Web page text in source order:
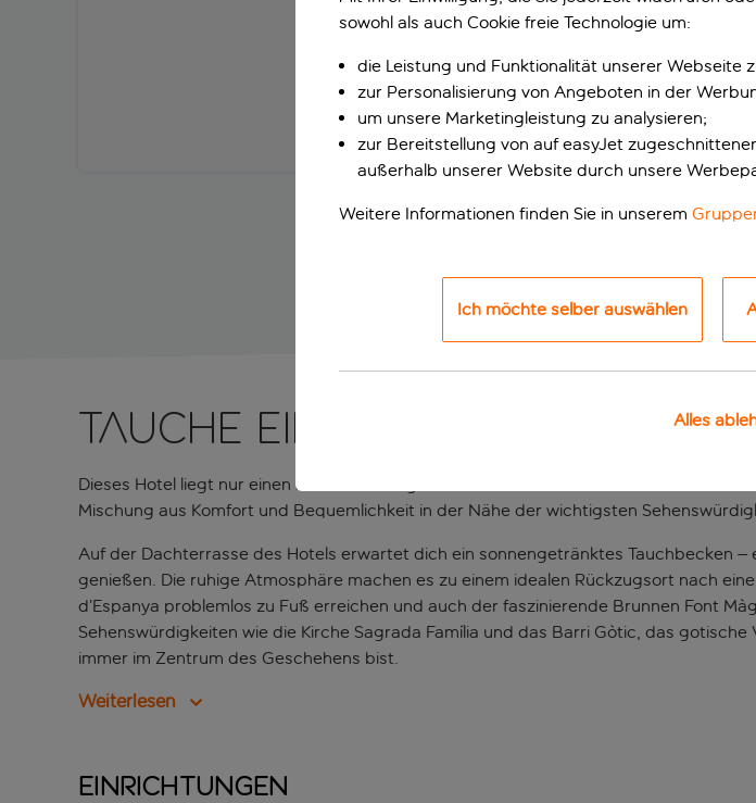
Tauche ein in die Stadt
Dieses Hotel liegt nur einen kurzen Fußweg vom Bahnhof Sants entfernt und in der
Mischung aus Komfort und Bequemlichkeit in der Nähe der wichtigsten
Auf der Dachterrasse des Hotels erwartet dich ein sonnengetränktes Tauchbecken
genießen. Die ruhige Atmosphäre machen es zu einem idealen Rückzugsort nach
d’Espanya problemlos zu Fuß erreichen und auch der faszinierende Brunnen Font
Sehenswürdigkeiten wie die Kirche Sagrada Família und das Barri Gòtic, das
immer im Zentrum des Geschehens bist.
Weiterlesen
Einrichtungen
sowohl als auch Cookie freie Technologie um:
die Leistung und Funktionalität unserer Webseite
zur Personalisierung von Angeboten in der
um unsere Marketingleistung zu analysieren;
zur Bereitstellung von auf easyJet
außerhalb unserer Website durch unsere
Weitere Informationen finden Sie in unserem
Ich möchte selber auswählen
Alles